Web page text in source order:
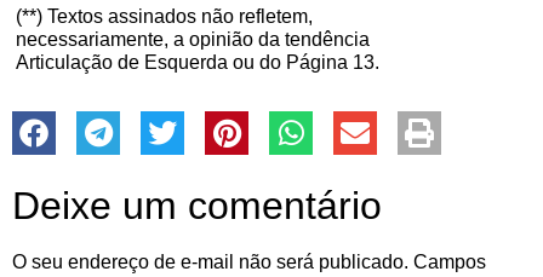
(**) Textos assinados não refletem,
necessariamente, a opinião da tendência
Articulação de Esquerda ou do Página 13.
Deixe um comentário
O seu endereço de e-mail não será publicado. Campos